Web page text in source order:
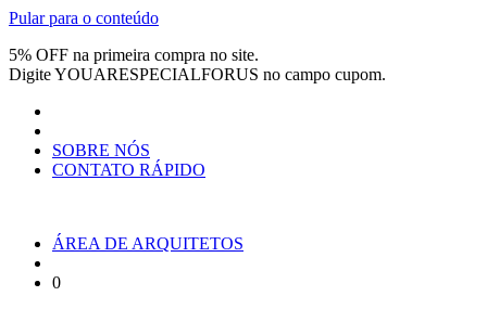
Pular para o conteúdo
5% OFF na primeira compra no site.
DigiteYOUARESPECIALFORUS no campo cupom.
SOBRE NÓS
CONTATO RÁPIDO
ÁREA DE ARQUITETOS
0